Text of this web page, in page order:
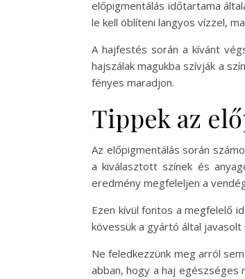
előpigmentálás időtartama
le kell öblíteni langyos vízzel,
A hajfestés során a kívánt
hajszálak magukba szívják a
fényes maradjon.
Tippek az
Az előpigmentálás során
a kiválasztott színek és
eredmény megfeleljen a
Ezen kívül fontos a megfelelő
kövessük a gyártó által
Ne feledkezzünk meg arról
abban, hogy a haj